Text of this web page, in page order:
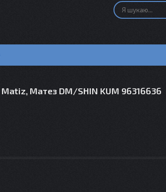
Матез DM/SHIN KUM 96316636